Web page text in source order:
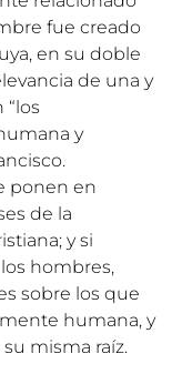
fue creado
en su doble
de una y
y
ponen en
de la
y si
hombres,
sobre los que
humana, y
misma raíz.